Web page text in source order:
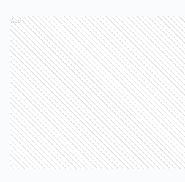
Ads